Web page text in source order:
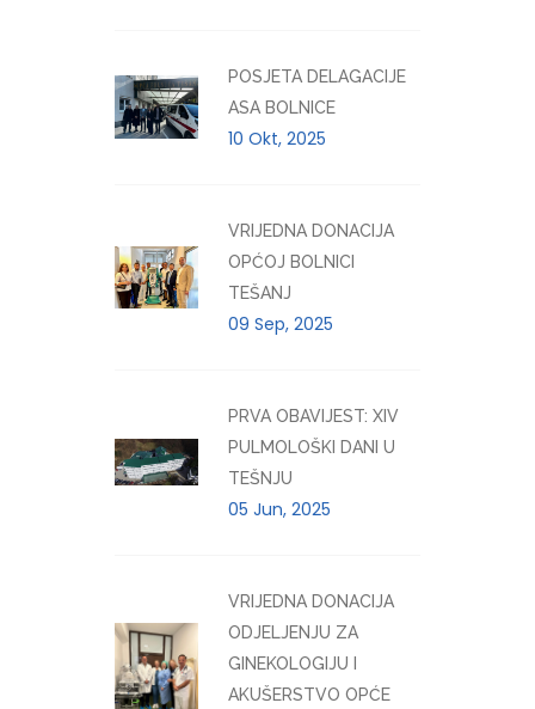
POSJETA DELAGACIJE
ASA BOLNICE
10 Okt, 2025
VRIJEDNA DONACIJA
OPĆOJ BOLNICI
TEŠANJ
09 Sep, 2025
PRVA OBAVIJEST: XIV
PULMOLOŠKI DANI U
TEŠNJU
05 Jun, 2025
VRIJEDNA DONACIJA
ODJELJENJU ZA
GINEKOLOGIJU I
AKUŠERSTVO OPĆE